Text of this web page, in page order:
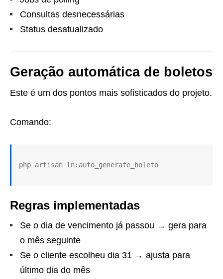
Consultas desnecessárias
Status desatualizado
Geração automática de boletos
Este é um dos pontos mais sofisticados do projeto.
Comando:
Regras implementadas
Se o dia de vencimento já passou → gera para
o mês seguinte
Se o cliente escolheu dia 31 → ajusta para
último dia do mês